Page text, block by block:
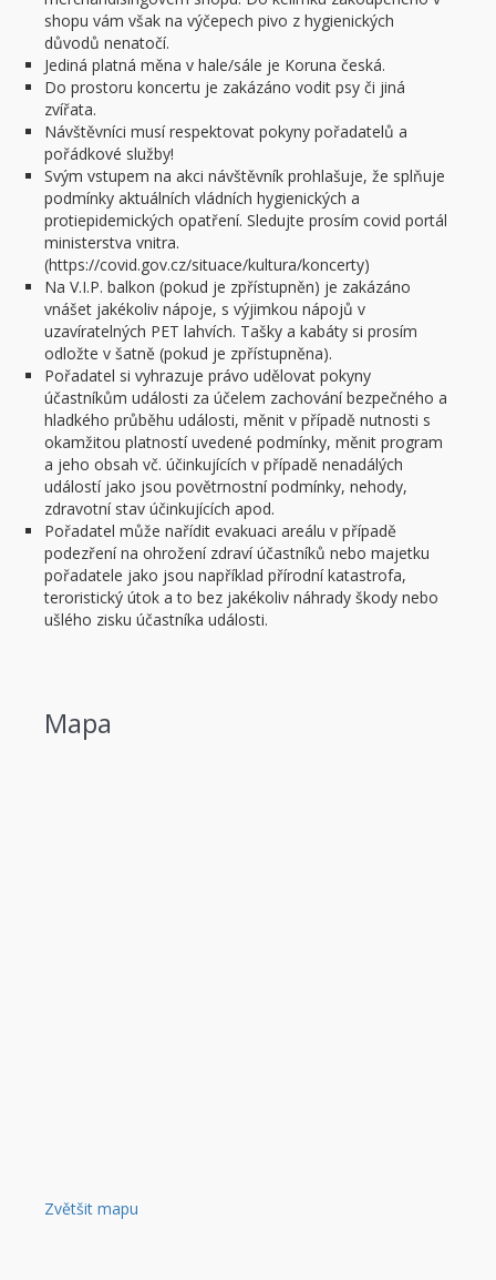
shopu vám však na výčepech pivo z hygienických
důvodů nenatočí.
Jediná platná měna v hale/sále je Koruna česká.
Do prostoru koncertu je zakázáno vodit psy či jiná
zvířata.
Návštěvníci musí respektovat pokyny pořadatelů a
pořádkové služby!
Svým vstupem na akci návštěvník prohlašuje, že splňuje
podmínky aktuálních vládních hygienických a
protiepidemických opatření. Sledujte prosím covid portál
ministerstva vnitra.
(https://covid.gov.cz/situace/kultura/koncerty)
Na V.I.P. balkon (pokud je zpřístupněn) je zakázáno
vnášet jakékoliv nápoje, s výjimkou nápojů v
uzavíratelných PET lahvích. Tašky a kabáty si prosím
odložte v šatně (pokud je zpřístupněna).
Pořadatel si vyhrazuje právo udělovat pokyny
účastníkům události za účelem zachování bezpečného a
hladkého průběhu události, měnit v případě nutnosti s
okamžitou platností uvedené podmínky, měnit program
a jeho obsah vč. účinkujících v případě nenadálých
událostí jako jsou povětrnostní podmínky, nehody,
zdravotní stav účinkujících apod.
Pořadatel může nařídit evakuaci areálu v případě
podezření na ohrožení zdraví účastníků nebo majetku
pořadatele jako jsou například přírodní katastrofa,
teroristický útok a to bez jakékoliv náhrady škody nebo
ušlého zisku účastníka události.
Mapa
Zvětšit mapu